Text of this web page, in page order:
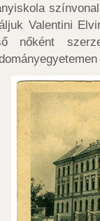
Valentini
nőként